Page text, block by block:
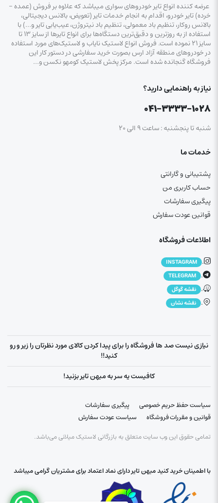
عرضه کننده انواع تایر خودروهای سواری میباشد که علاوه بر فروش (عمده –
خرده‌) تایر خودرو، اقدام به انجام خدمات تایر (تعویض، بالانس دیجیتالی،
بالانس روکار، تنظیم باد معمولی، تنظیم باد نیتروژن، عیب‌یابی تایر و…) با
استفاده از به روزترین و دقیق‌ترین دستگاه‌ها برای انواع تایرها از سایز ۱۳ تا
سایز ۲۱ نموده است. فروش انواع لاستیک‌ نایاب و لاستیک‌های مورد استفاده
در خودروهای منطقه آزاد ارس بصورت خرید سفارشی در دستور کار این
فروشگاه گنجانده شده است. مرکز پخش لاستیک کومهو نکسن و…
نیاز به راهنمایی دارید؟
۰۴۱-۳۳۳۳-۱۰۲۸
شنبه تا پنجشنبه : ساعت ۹ الی ۲۰
خدمات ما
پشتیبانی و گارانتی
حساب کاربری من
پیگیری سفارشات
قوانین عودت سفارش
اطلاعات فروشگاه
.
INSTAGRAM
.
TELEGRAM
. نقشه گوگل
. نقشه نشان
نیازی نیست صد ها فروشگاه را برای پیدا کردن کالای مورد نظرتان را زیر و رو
کنید!!
کافیست یه سر به میهن تایر بزنید!
سیاست حفظ حریم خصوصی
پیگیری سفارشات
قوانین و مقررات فروشگاه
سیاست عودت سفارش
تمامی حقوق این وب سایت متعلق به بازرگانی لاستیک میلانی می‌باشد.
با اطمینان خرید کنید میهن تایر دارای نماد اعتماد برای مشتریان گرامی میباشد